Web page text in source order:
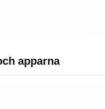
apparna